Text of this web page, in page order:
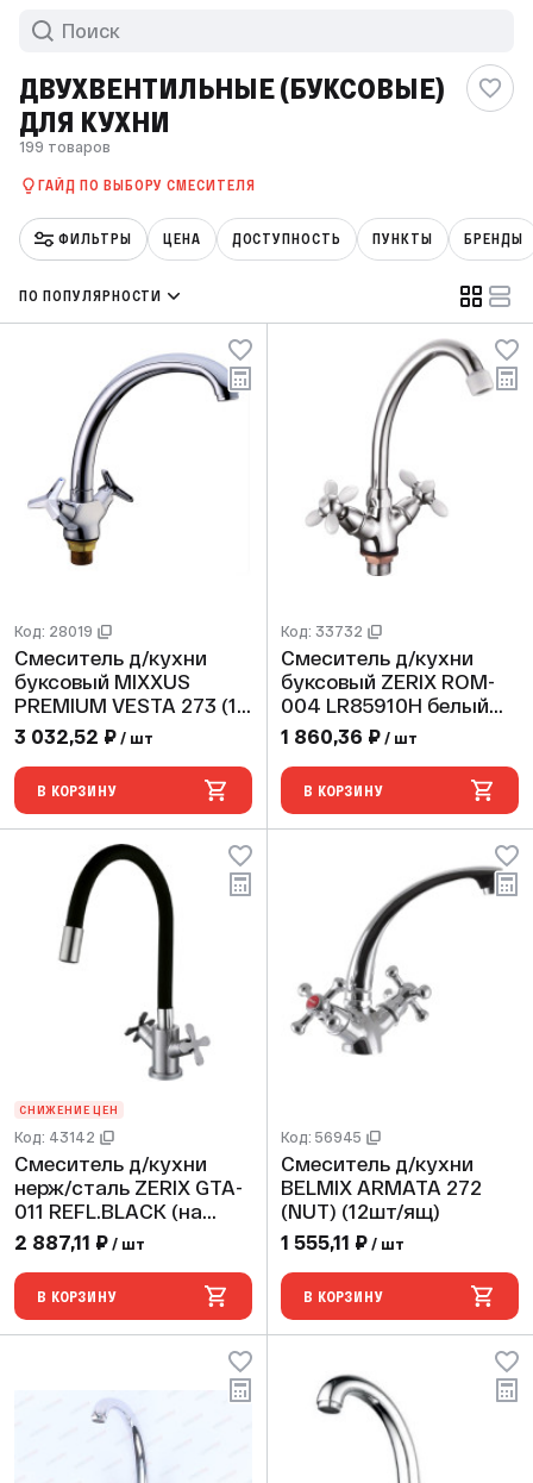
ДВУХВЕНТИЛЬНЫЕ (БУКСОВЫЕ)
ДЛЯ КУХНИ
199 товаров
ГАЙД ПО ВЫБОРУ СМЕСИТЕЛЯ
ФИЛЬТРЫ ЦЕНА ДОСТУПНОСТЬ ПУНКТЫ БРЕНДЫ
ПО ПОПУЛЯРНОСТИ
Код: 28019
Смеситель д/кухни
буксовый MIXXUS
PREMIUM VESTA 273 (10
шт/ящ)
3 032,52 ₽ / шт
В КОРЗИНУ
Код: 33732
Смеситель д/кухни
буксовый ZERIX ROM-
004 LR85910H белый
(10 шт/ящ)
1 860,36 ₽ / шт
В КОРЗИНУ
СНИЖЕНИЕ ЦЕН
Код: 43142
Смеситель д/кухни
нерж/сталь ZERIX GTA-
011 REFL.BLACK (на
гайке) (10 шт/ящ)
2 887,11 ₽ / шт
В КОРЗИНУ
Код: 56945
Смеситель д/кухни
BELMIX ARMATA 272
(NUT) (12шт/ящ)
1 555,11 ₽ / шт
В КОРЗИНУ